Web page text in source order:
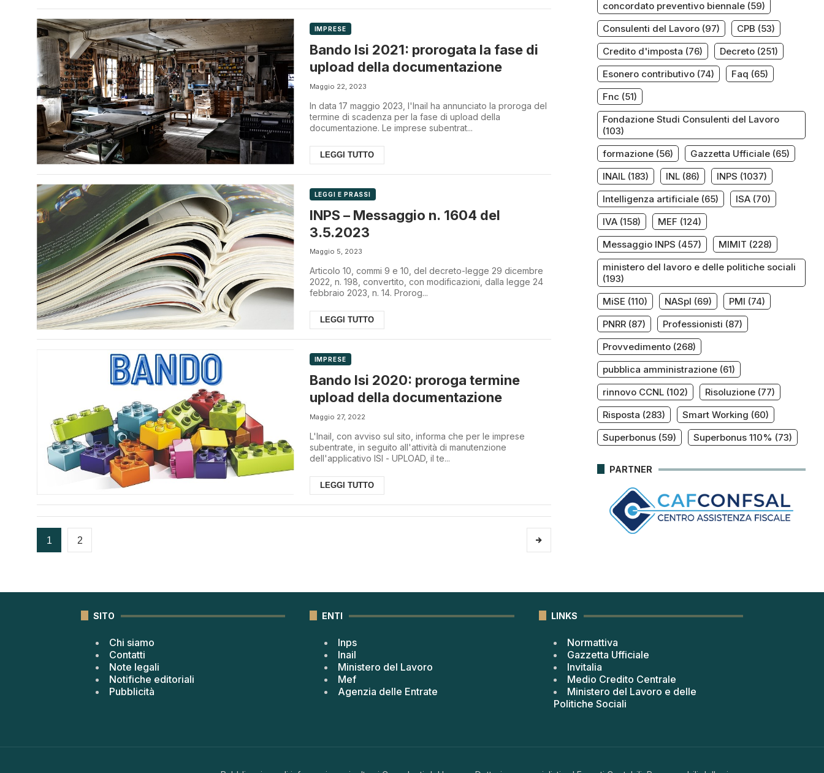
IMPRESE
Bando Isi 2021: prorogata la fase di
upload della documentazione
Maggio 22, 2023
In data 17 maggio 2023, l'Inail ha annunciato la proroga del
termine di scadenza per la fase di upload della
documentazione. Le imprese subentrat...
LEGGI TUTTO
LEGGI E PRASSI
INPS – Messaggio n. 1604 del
3.5.2023
Maggio 5, 2023
Articolo 10, commi 9 e 10, del decreto-legge 29 dicembre
2022, n. 198, convertito, con modificazioni, dalla legge 24
febbraio 2023, n. 14. Prorog...
LEGGI TUTTO
IMPRESE
Bando Isi 2020: proroga termine
upload della documentazione
Maggio 27, 2022
L'Inail, con avviso sul sito, informa che per le imprese
subentrate, in seguito all'attività di manutenzione
dell'applicativo ISI - UPLOAD, il te...
LEGGI TUTTO
1 2
concordato preventivo biennale(59)
Consulenti del Lavoro(97) CPB (53)
Credito d'imposta (76) Decreto(251)
Esonero contributivo(74) Faq (65)
Fnc (51)
Fondazione Studi Consulenti del Lavoro
(103)
formazione(56) Gazzetta Ufficiale(65)
INAIL(183) INL(86) INPS (1037)
Intelligenza artificiale(65) ISA(70)
IVA(158) MEF (124)
Messaggio INPS (457) MIMIT (228)
ministero del lavoro e delle politiche sociali
(193)
MiSE (110) NASpI (69) PMI (74)
PNRR(87) Professionisti (87)
Provvedimento(268)
pubblica amministrazione(61)
rinnovo CCNL(102) Risoluzione(77)
Risposta (283) Smart Working (60)
Superbonus(59) Superbonus 110% (73)
PARTNER
SITO
Chi siamo
Contatti
Note legali
Notifiche editoriali
Pubblicità
ENTI
Inps
Inail
Ministero del Lavoro
Mef
Agenzia delle Entrate
LINKS
Normattiva
Gazzetta Ufficiale
Invitalia
Medio Credito Centrale
Ministero del Lavoro e delle
Politiche Sociali